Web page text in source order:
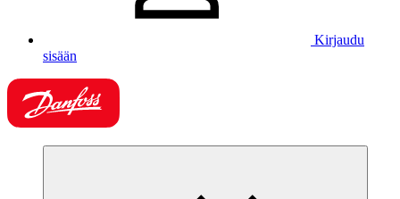
Kirjaudu
sisään